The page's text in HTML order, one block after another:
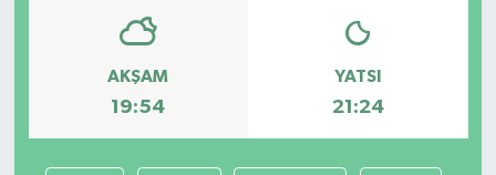
AKŞAM
19:54
YATSI
21:24